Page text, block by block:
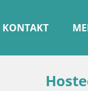
KONTAKT